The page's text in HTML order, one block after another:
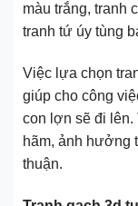
màu trắng, tranh
tranh tứ úy tùng
Việc lựa chọn
giúp cho công
con lợn sẽ đi
hãm, ảnh hưởng
thuận.